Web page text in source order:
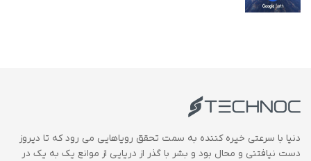
دنیا با سرعتی خیره کننده به سمت تحقق رویاهایی می رود که تا دیروز
دست نیافتنی و محال بود و بشر با گذر از دریایی از موانع یک به یک در